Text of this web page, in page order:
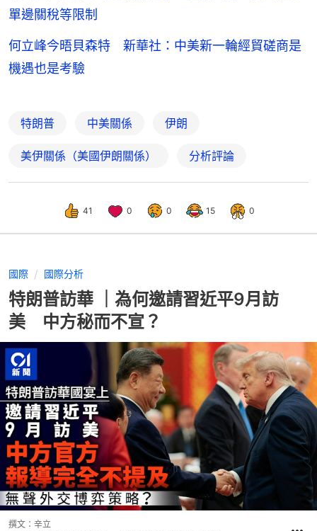
單邊關稅等限制
何立峰今晤貝森特 新華社：中美新一輪經貿磋商是
機遇也是考驗
特朗普 中美關係 伊朗
美伊關係（美國伊朗關係） 分析評論
41 0 0 15 0
國際 國際分析
特朗普訪華 ｜為何邀請習近平9月訪
美 中方秘而不宣？
撰文： 辛立